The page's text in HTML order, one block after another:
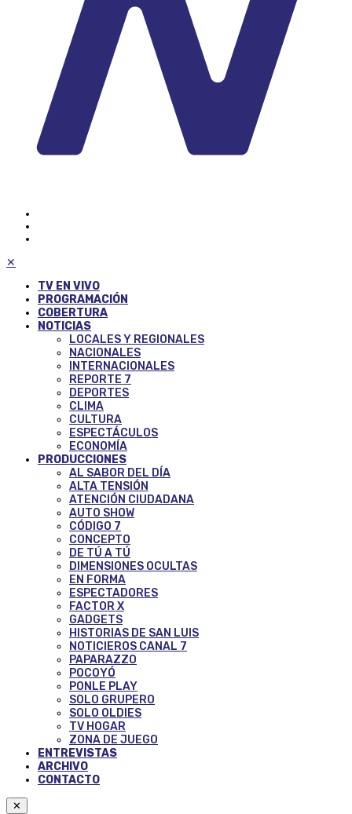
✕
TV EN VIVO
PROGRAMACIÓN
COBERTURA
NOTICIAS
LOCALES Y REGIONALES
NACIONALES
INTERNACIONALES
REPORTE 7
DEPORTES
CLIMA
CULTURA
ESPECTÁCULOS
ECONOMÍA
PRODUCCIONES
AL SABOR DEL DÍA
ALTA TENSIÓN
ATENCIÓN CIUDADANA
AUTO SHOW
CÓDIGO 7
CONCEPTO
DE TÚ A TÚ
DIMENSIONES OCULTAS
EN FORMA
ESPECTADORES
FACTOR X
GADGETS
HISTORIAS DE SAN LUIS
NOTICIEROS CANAL 7
PAPARAZZO
POCOYÓ
PONLE PLAY
SOLO GRUPERO
SOLO OLDIES
TV HOGAR
ZONA DE JUEGO
ENTREVISTAS
ARCHIVO
CONTACTO
✕